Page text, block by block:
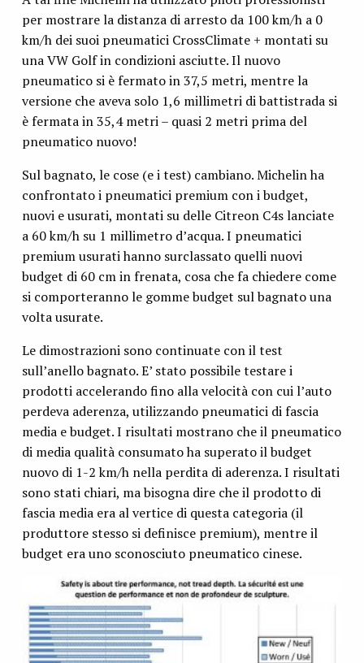
per mostrare la distanza di arresto da 100 km/h a 0
km/h dei suoi pneumatici CrossClimate + montati su
una VW Golf in condizioni asciutte. Il nuovo
pneumatico si è fermato in 37,5 metri, mentre la
versione che aveva solo 1,6 millimetri di battistrada si
è fermata in 35,4 metri – quasi 2 metri prima del
pneumatico nuovo!
Sul bagnato, le cose (e i test) cambiano. Michelin ha
confrontato i pneumatici premium con i budget,
nuovi e usurati, montati su delle Citreon C4s lanciate
a 60 km/h su 1 millimetro d’acqua. I pneumatici
premium usurati hanno surclassato quelli nuovi
budget di 60 cm in frenata, cosa che fa chiedere come
si comporteranno le gomme budget sul bagnato una
volta usurate.
Le dimostrazioni sono continuate con il test
sull’anello bagnato. E’ stato possibile testare i
prodotti accelerando fino alla velocità con cui l’auto
perdeva aderenza, utilizzando pneumatici di fascia
media e budget. I risultati mostrano che il pneumatico
di media qualità consumato ha superato il budget
nuovo di 1-2 km/h nella perdita di aderenza. I risultati
sono stati chiari, ma bisogna dire che il prodotto di
fascia media era al vertice di questa categoria (il
produttore stesso si definisce premium), mentre il
budget era uno sconosciuto pneumatico cinese.